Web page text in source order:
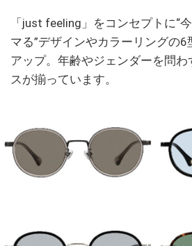
「just feeling」をコンセプトに“
マる”デザインやカラーリングの
アップ。年齢やジェンダーを問わ
スが揃っています。